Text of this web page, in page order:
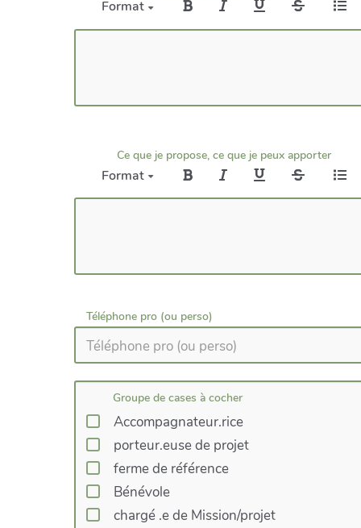
Format
Ce que je propose, ce que je peux apporter
Format
Téléphone pro (ou perso)
Groupe de cases à cocher
Accompagnateur.rice
porteur.euse de projet
ferme de référence
Bénévole
chargé .e de Mission/projet